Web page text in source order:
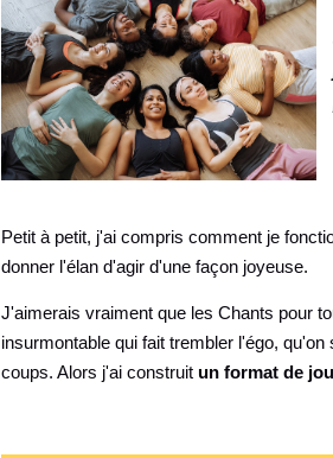
Petit à petit, j'ai compris comment je
donner l'élan d'agir d'une façon joyeuse.
J'aimerais vraiment que les Chants pour
insurmontable qui fait trembler l'égo,
coups. Alors j'ai construit un format de